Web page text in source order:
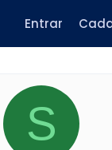
Entrar
S